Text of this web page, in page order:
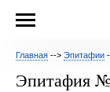
Главная --> Эпитафии
Эпитафия